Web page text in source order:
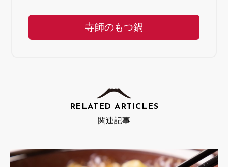
寺師のもつ鍋
RELATED ARTICLES
関連記事